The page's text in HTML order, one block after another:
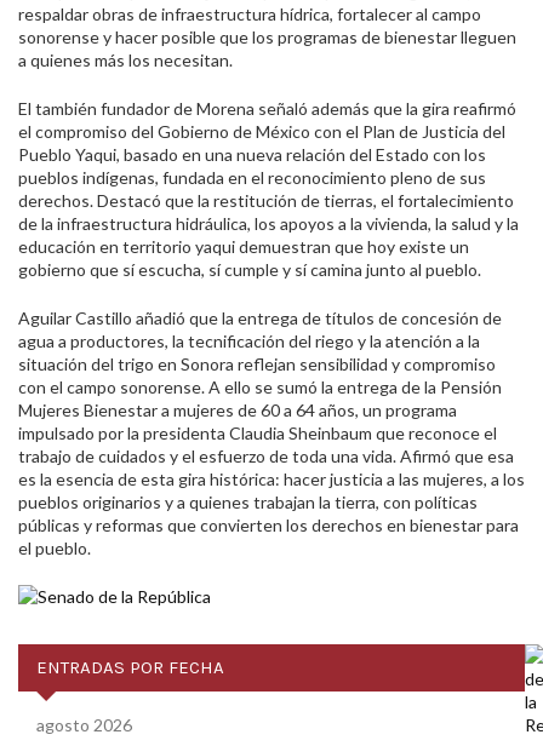
respaldar obras de infraestructura hídrica, fortalecer al campo
sonorense y hacer posible que los programas de bienestar lleguen
a quienes más los necesitan.
El también fundador de Morena señaló además que la gira reafirmó
el compromiso del Gobierno de México con el Plan de Justicia del
Pueblo Yaqui, basado en una nueva relación del Estado con los
pueblos indígenas, fundada en el reconocimiento pleno de sus
derechos. Destacó que la restitución de tierras, el fortalecimiento
de la infraestructura hidráulica, los apoyos a la vivienda, la salud y la
educación en territorio yaqui demuestran que hoy existe un
gobierno que sí escucha, sí cumple y sí camina junto al pueblo.
Aguilar Castillo añadió que la entrega de títulos de concesión de
agua a productores, la tecnificación del riego y la atención a la
situación del trigo en Sonora reflejan sensibilidad y compromiso
con el campo sonorense. A ello se sumó la entrega de la Pensión
Mujeres Bienestar a mujeres de 60 a 64 años, un programa
impulsado por la presidenta Claudia Sheinbaum que reconoce el
trabajo de cuidados y el esfuerzo de toda una vida. Afirmó que esa
es la esencia de esta gira histórica: hacer justicia a las mujeres, a los
pueblos originarios y a quienes trabajan la tierra, con políticas
públicas y reformas que convierten los derechos en bienestar para
el pueblo.
ENTRADAS POR FECHA
agosto 2026